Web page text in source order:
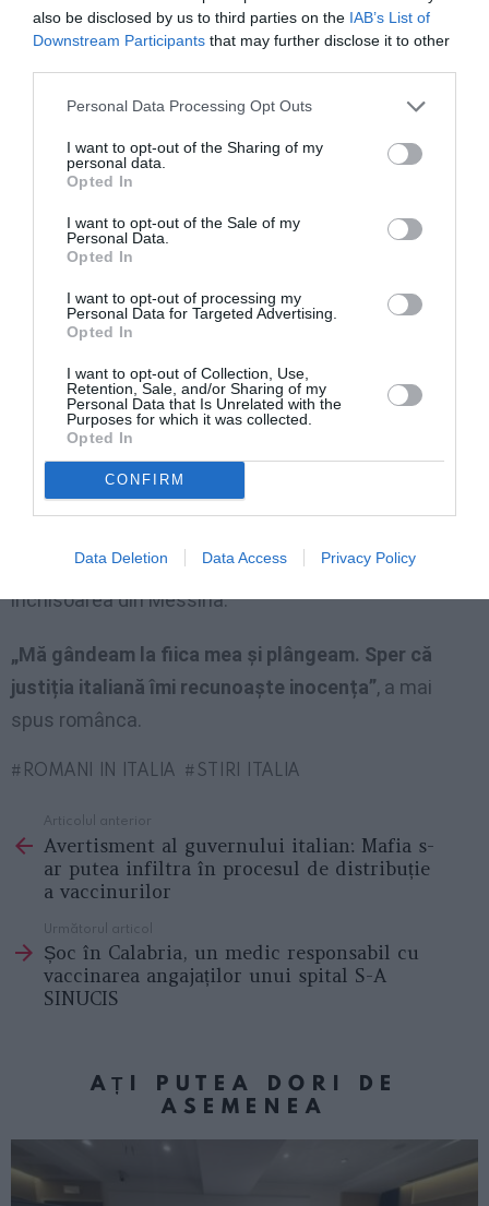
also be disclosed by us to third parties on the IAB’s List of
Downstream Participants that may further disclose it to other
Personal Data Processing Opt Outs
I want to opt-out of the Sharing of my
personal data.
Opted In
I want to opt-out of the Sale of my
Personal Data.
Opted In
I want to opt-out of processing my
Personal Data for Targeted Advertising.
Opted In
I want to opt-out of Collection, Use,
Retention, Sale, and/or Sharing of my
Personal Data that Is Unrelated with the
Purposes for which it was collected.
Opted In
CONFIRM
Data Deletion Data Access Privacy Policy
vindecă. La sfârșitul lunii noiembrie, Sara este
externată, dar mama ei nu se află alături de ea.
Maria a ajuns în Italia pe 10 decembrie, mai întâi la
avocat.„Există un document oficial care confirmă
faptul că mi-am lăsat fiica cu cumnata mea, soția
fratelui meu. Am întocmit un document la un notar
și în curând îl voi înmâna avocatului meu. Pentru
mine fiica mea era în siguranță”.
că femeia care era cu ea a fugit. Dar nu era
cumnata mea, era o altă rudă”, susține femeia.
Maria a fost arestată pe 14 decembrie, într-o secție
de poliție din Catania, unde sosise pentru a raporta
un mandat de arestare, iar Maria a ajuns în
închisoarea din Messina.
„Mă gândeam la fiica mea și plângeam. Sper că
justiția italiană îmi recunoaște inocența”, a mai
spus românca.
ROMANI IN ITALIA STIRI ITALIA
more
Articolul anterior
Avertisment al guvernului italian: Mafia s-
ar putea infiltra în procesul de distribuție
a vaccinurilor
Următorul articol
Șoc în Calabria, un medic responsabil cu
vaccinarea angajaților unui spital S-A
SINUCIS
AȚI PUTEA DORI DE
ASEMENEA